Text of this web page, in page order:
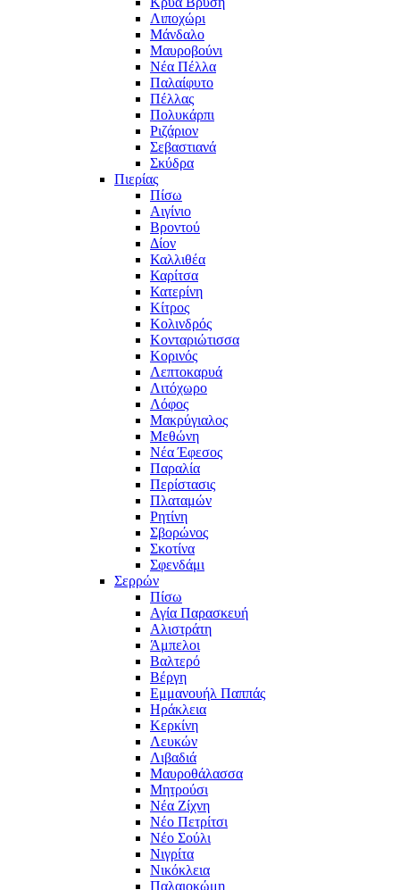
Λιποχώρι
Μάνδαλο
Μαυροβούνι
Νέα Πέλλα
Παλαίφυτο
Πέλλας
Πολυκάρπι
Ριζάριον
Σεβαστιανά
Σκύδρα
Πιερίας
Πίσω
Αιγίνιο
Βροντού
Δίον
Καλλιθέα
Καρίτσα
Κατερίνη
Κίτρος
Κολινδρός
Κονταριώτισσα
Κορινός
Λεπτοκαρυά
Λιτόχωρο
Λόφος
Μακρύγιαλος
Μεθώνη
Νέα Έφεσος
Παραλία
Περίστασις
Πλαταμών
Ρητίνη
Σβορώνος
Σκοτίνα
Σφενδάμι
Σερρών
Πίσω
Αγία Παρασκευή
Αλιστράτη
Άμπελοι
Βαλτερό
Βέργη
Εμμανουήλ Παππάς
Ηράκλεια
Κερκίνη
Λευκών
Λιβαδιά
Μαυροθάλασσα
Μητρούσι
Νέα Ζίχνη
Νέο Πετρίτσι
Νέο Σούλι
Νιγρίτα
Νικόκλεια
Παλαιοκώμη